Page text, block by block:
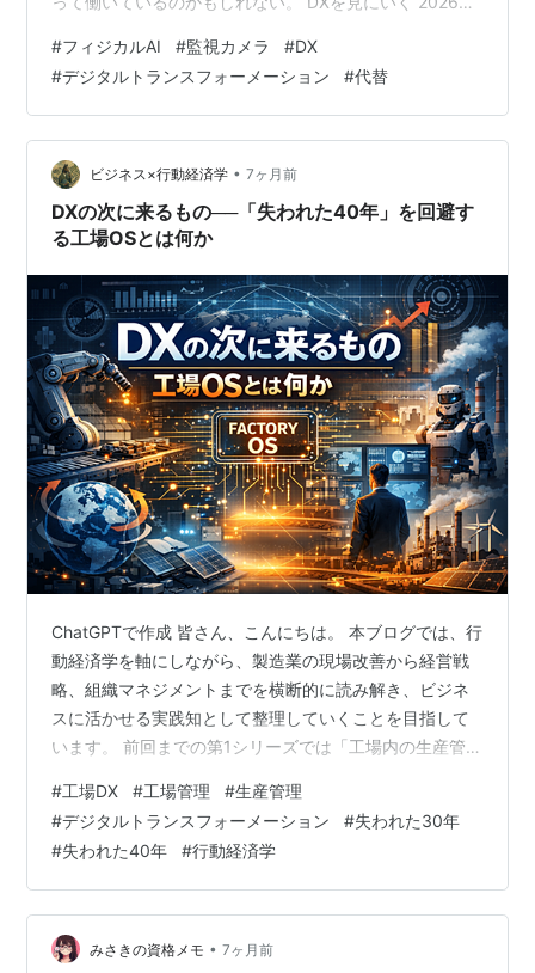
足を止めたのは、AIによる「目」のサポートだった。 そ
れは、仕事における「名もなき家事」のような負担を、
静かに肩代わりしてくれる仕組みのように思えた。 いわ
ゆるDX（デジタルトランスフォーメーション）とは、デ
ジタル技術によって業務やビジネスモデルそのものを変
えていく取り組みだと言われてい…
#フィジカルAI #監視カメラ #DX
#デジタルトランスフォーメーション #代替
ビジネス×行動経済学 • 7ヶ月前
DXの次に来るもの──「失われた40年」を回避す
る工場OSとは何か
ChatGPTで作成 皆さん、こんにちは。 本ブログでは、行
動経済学を軸にしながら、製造業の現場改善から経営戦
略、組織マネジメントまでを横断的に読み解き、ビジネ
スに活かせる実践知として整理していくことを目指して
います。 前回までの第1シリーズでは「工場内の生産管
ネジメントOS）」をテーマに、現場の行動原理をどう設
計し直すかを考えてきました。ここで扱ったのは、いわ
ば「人のOS」の話でした。今回からは視座を一段引き上
げ、「その人のOSが動く舞台となる『工場全体の
OS』」──すなわち工場・SCMの未来（DX・AI・地政
学・環境）を扱う第3シリーズ…
#工場DX #工場管理 #生産管理
#デジタルトランスフォーメーション #失われた30年
#失われた40年 #行動経済学
みさきの資格メモ • 7ヶ月前